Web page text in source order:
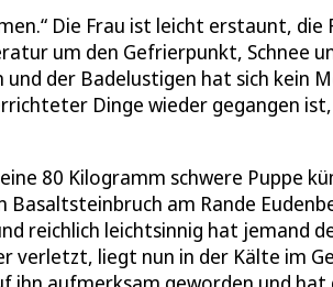
Die Frau ist leicht erstaunt,
um den Gefrierpunkt, Schnee
der Badelustigen hat sich kein
Dinge wieder gegangen ist,
80 Kilogramm schwere Puppe
Basaltsteinbruch am Rande
reichlich leichtsinnig hat jemand
verletzt, liegt nun in der Kälte im